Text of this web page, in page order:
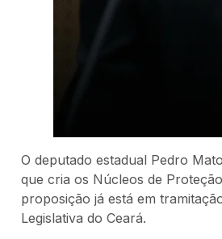
O deputado estadual Pedro
que cria os Núcleos de
proposição já está em
Legislativa do Ceará.